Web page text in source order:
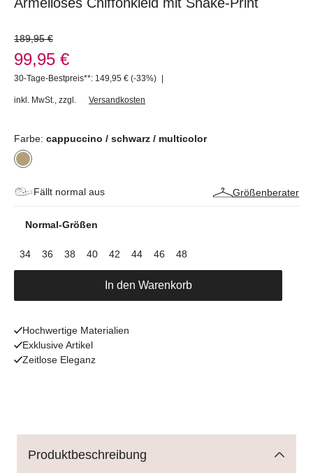
189,95 €
99,95 €
30-Tage-Bestpreis**: 149,95 € (-33%) |
inkl. MwSt. zzgl. Versandkosten
Farbe: cappuccino / schwarz / multicolor
Fällt normal aus Größenberater
Normal-Größen
34 36 38 40 42 44 46 48
In den Warenkorb
Hochwertige Materialien
Exklusive Artikel
Zeitlose Eleganz
Produktbeschreibung